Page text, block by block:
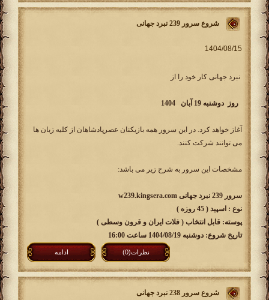
شروع سرور 239 نبرد جهانی
نبرد جهانی کار خود را از
روز دوشنبه 19 آبان 1404
آغاز خواهد کرد. در این سرور همه بازیکنان عصرپادشاهان از کلیه زبان ها
می توانند شرکت کنند.
مشخصات این سرور به شرح زیر می باشد:
سرور 239 نبرد جهانی w239.kingsera.com
نوع : اسپید ( 45 روزه )
پوسته: قابل انتخاب ( فلات ایران و قرون وسطی )
تاریخ شروع: دوشنبه 1404/08/19 ساعت 16:00
ادامه نظرات(0)
شروع سرور 238 نبرد جهانی